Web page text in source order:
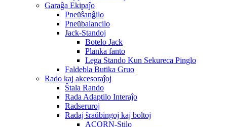
Garaĝa Ekipaĵo
Pneŭŝanĝilo
Pneŭbalancilo
Jack-Standoj
Botelo Jack
Planka fanto
Lega Stando Kun Sekureca Pinglo
Faldebla Butika Gruo
Rado kaj akcesoraĵoj
Ŝtala Rando
Rada Adaptilo Interaĵo
Radseruroj
Radaj ŝraŭbingoj kaj boltoj
ACORN-Stilo